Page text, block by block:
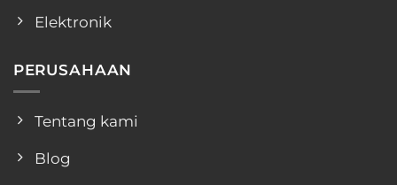
Elektronik
PERUSAHAAN
Tentang kami
Blog